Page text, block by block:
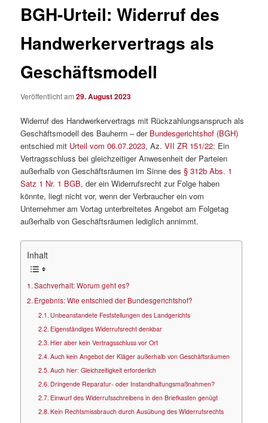
BGH-Urteil: Widerruf des
Handwerkervertrags als
Geschäftsmodell
Veröffentlicht am29. August 2023
Widerruf des Handwerkervertrags mit Rückzahlungsanspruch als
Geschäftsmodell des Bauherrn – der Bundesgerichtshof (BGH)
entschied mit Urteil vom 06.07.2023, Az.VII ZR 151/22: Ein
Vertragsschluss bei gleichzeitiger Anwesenheit der Parteien
außerhalb von Geschäftsräumen im Sinne des§ 312b Abs. 1
Satz 1 Nr. 1 BGB, der ein Widerrufsrecht zur Folge haben
könnte, liegt nicht vor, wenn der Verbraucher ein vom
Unternehmer am Vortag unterbreitetes Angebot am Folgetag
außerhalb von Geschäftsräumen lediglich annimmt.
Inhalt
Sachverhalt: Worum geht es?
Ergebnis: Wie entschied der Bundesgerichtshof?
Unbeanstandete Feststellungen des Landgerichts
Eigenständiges Widerrufsrecht denkbar
Hier aber kein Vertragsschluss vor Ort
Auch kein Angebot der Kläger außerhalb von Geschäftsräumen
Auch hier: Gleichzeitigkeit erforderlich
Dringende Reparatur- oder Instandhaltungsmaßnahmen?
Einwurf des Widerrufsschreibens in den Briefkasten genügt
Kein Rechtsmissbrauch durch Ausübung des Widerrufsrechts